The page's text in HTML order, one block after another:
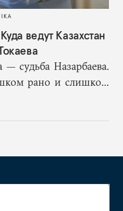
ведут Казахстан
судьба Назарбаева.
рано и слишком
собственного